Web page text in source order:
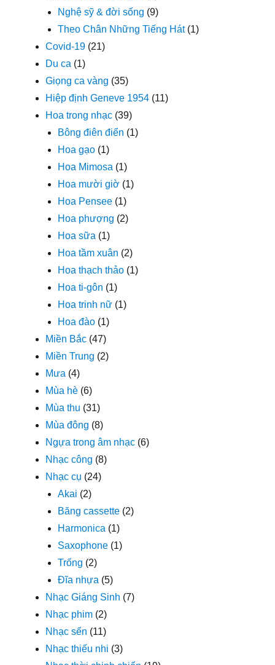
Nghệ sỹ & đời sống (9)
Theo Chân Những Tiếng Hát(1)
Covid-19 (21)
Du ca (1)
Giọng ca vàng (35)
Hiệp định Geneve 1954 (11)
Hoa trong nhạc (39)
Bông điên điển (1)
Hoa gạo (1)
Hoa Mimosa (1)
Hoa mười giờ (1)
Hoa Pensee (1)
Hoa phượng (2)
Hoa sữa (1)
Hoa tầm xuân (2)
Hoa thạch thảo (1)
Hoa ti-gôn (1)
Hoa trinh nữ (1)
Hoa đào (1)
Miền Bắc (47)
Miền Trung (2)
Mưa (4)
Mùa hè (6)
Mùa thu (31)
Mùa đông (8)
Ngựa trong âm nhạc (6)
Nhạc công (8)
Nhạc cụ (24)
Akai (2)
Băng cassette (2)
Harmonica (1)
Saxophone (1)
Trống (2)
Đĩa nhựa (5)
Nhạc Giáng Sinh (7)
Nhạc phim (2)
Nhạc sến (11)
Nhạc thiếu nhi (3)